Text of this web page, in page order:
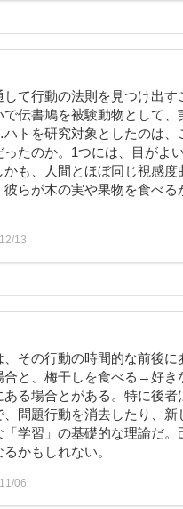
して行動の法則を見つけ出
伝書鳩を被験動物として、
トを研究対象としたのは、
たのか。1つには、目がよ
も、人間とほぼ同じ視感
らが木の実や果物を食べ
13
その行動の時間的な前後
合と、梅干しを食べる→好
る場合とがある。特に後
問題行動を消去したり、新
学習」の基礎的な理論だ。
かもしれない。
06